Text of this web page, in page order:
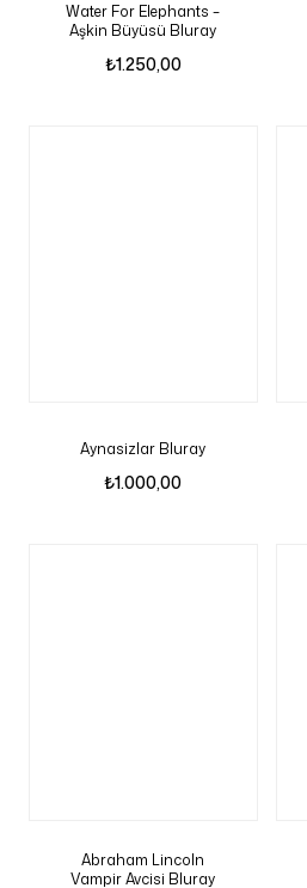
Water For Elephants –
Aşkin Büyüsü Bluray
₺1.250,00
Aynasizlar Bluray
₺1.000,00
Abraham Lincoln
Vampir Avcisi Bluray